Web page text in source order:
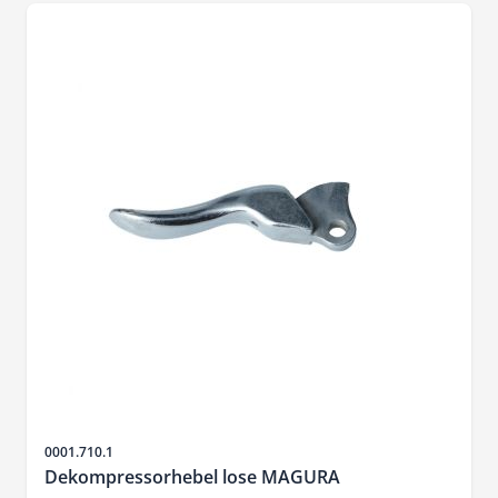
SKU
0001.710.1
Dekompressorhebel lose MAGURA